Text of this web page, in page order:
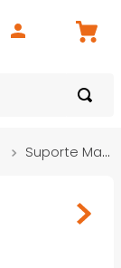
Suporte Magnético para Pincel Vonder